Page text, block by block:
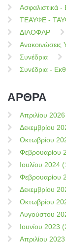
Ασφαλιστικά -
ΤΕΑΥΦΕ -
ΔΙΛΟΦΑΡ
Συνέδρια
Συνέδρια -
ΑΡΘΡΑ
Απριλίου
Δεκεμβρίου
Οκτωβρίου
Φεβρουαρίου
Ιουλίου 2024
Φεβρουαρίου
Δεκεμβρίου
Οκτωβρίου
Αυγούστου
Ιουνίου 2023
Απριλίου